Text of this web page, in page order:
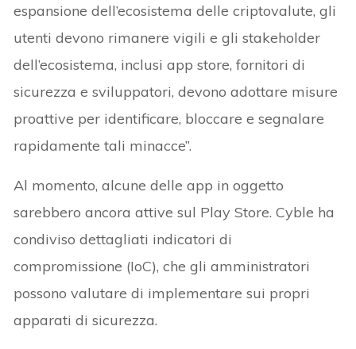
espansione dell’ecosistema delle criptovalute, gli
utenti devono rimanere vigili e gli stakeholder
dell’ecosistema, inclusi app store, fornitori di
sicurezza e sviluppatori, devono adottare misure
proattive per identificare, bloccare e segnalare
rapidamente tali minacce”.
Al momento, alcune delle app in oggetto
sarebbero ancora attive sul Play Store. Cyble ha
condiviso dettagliati indicatori di
compromissione (IoC), che gli amministratori
possono valutare di implementare sui propri
apparati di sicurezza.